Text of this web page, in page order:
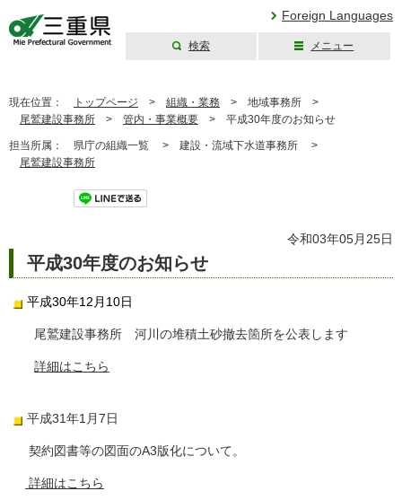
Foreign Languages
検索 メニュー
現在位置： トップページ > 組織・業務 > 地域事務所 >
尾鷲建設事務所 > 管内・事業概要 > 平成30年度のお知らせ
担当所属： 県庁の組織一覧 > 建設・流域下水道事務所 >
尾鷲建設事務所
令和03年05月25日
平成30年度のお知らせ
平成30年12月10日
尾鷲建設事務所 河川の堆積土砂撤去箇所を公表します
詳細はこちら
平成31年1月7日
契約図書等の図面のA3版化について。
詳細はこちら